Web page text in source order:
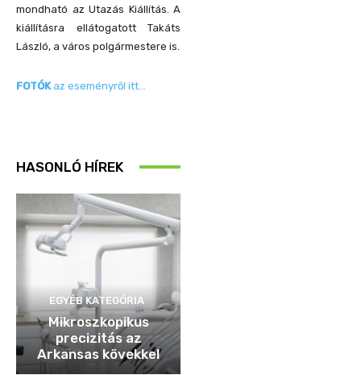
mondható az Utazás Kiállítás. A
kiállításra ellátogatott Takáts
László, a város polgármestere is.
FOTÓK az eseményről itt…
HASONLÓ HÍREK
EGYÉB KATEGÓRIA
Mikroszkopikus
precizitás az
Arkansas kövekkel